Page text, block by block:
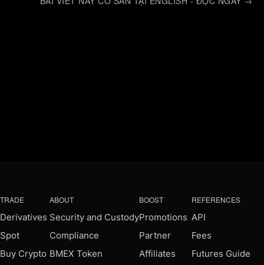
TRADE
Derivatives
Spot
Buy Crypto
ABOUT
Security and Custody
Compliance
BMEX Token
BOOST
Promotions
Partner
Affiliates
REFERENCES
API
Fees
Futures Guide